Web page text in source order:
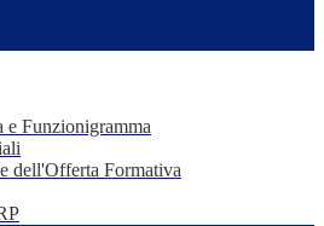
e Funzionigramma
dell'Offerta Formativa